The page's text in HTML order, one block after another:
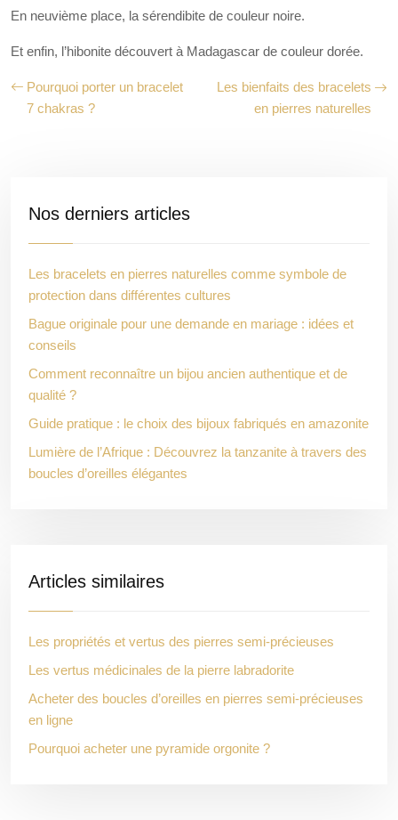
En neuvième place, la sérendibite de couleur noire.
Et enfin, l’hibonite découvert à Madagascar de couleur dorée.
Pourquoi porter un bracelet
7 chakras ?
Les bienfaits des bracelets
en pierres naturelles
Nos derniers articles
Les bracelets en pierres naturelles comme symbole de
protection dans différentes cultures
Bague originale pour une demande en mariage : idées et
conseils
Comment reconnaître un bijou ancien authentique et de
qualité ?
Guide pratique : le choix des bijoux fabriqués en amazonite
Lumière de l’Afrique : Découvrez la tanzanite à travers des
boucles d’oreilles élégantes
Articles similaires
Les propriétés et vertus des pierres semi-précieuses
Les vertus médicinales de la pierre labradorite
Acheter des boucles d’oreilles en pierres semi-précieuses
en ligne
Pourquoi acheter une pyramide orgonite ?